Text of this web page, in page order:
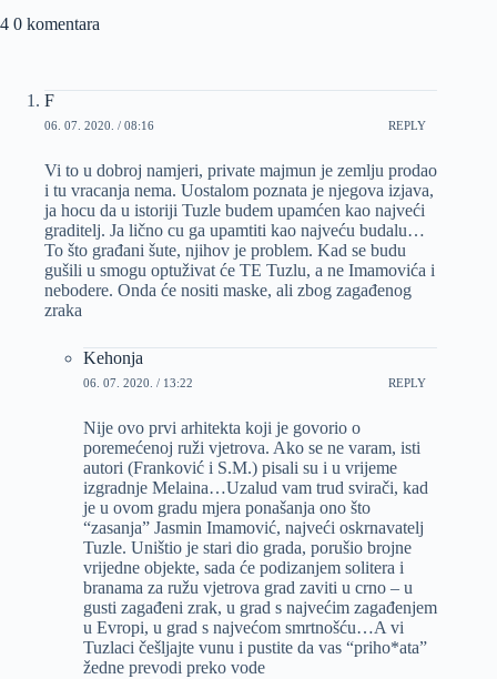
4 0 komentara
F
06. 07. 2020. / 08:16 REPLY
Vi to u dobroj namjeri, private majmun je zemlju prodao
i tu vracanja nema. Uostalom poznata je njegova izjava,
ja hocu da u istoriji Tuzle budem upamćen kao najveći
graditelj. Ja lično cu ga upamtiti kao najveću budalu…
To što građani šute, njihov je problem. Kad se budu
gušili u smogu optuživat će TE Tuzlu, a ne Imamovića i
nebodere. Onda će nositi maske, ali zbog zagađenog
zraka
Kehonja
06. 07. 2020. / 13:22 REPLY
Nije ovo prvi arhitekta koji je govorio o
poremećenoj ruži vjetrova. Ako se ne varam, isti
autori (Franković i S.M.) pisali su i u vrijeme
izgradnje Melaina…Uzalud vam trud svirači, kad
je u ovom gradu mjera ponašanja ono što
“zasanja” Jasmin Imamović, najveći oskrnavatelj
Tuzle. Uništio je stari dio grada, porušio brojne
vrijedne objekte, sada će podizanjem solitera i
branama za ružu vjetrova grad zaviti u crno – u
gusti zagađeni zrak, u grad s najvećim zagađenjem
u Evropi, u grad s najvećom smrtnošću…A vi
Tuzlaci češljajte vunu i pustite da vas “priho*ata”
žedne prevodi preko vode